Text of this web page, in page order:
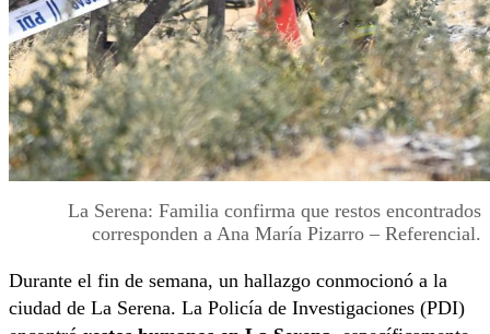
La Serena: Familia confirma que restos encontrados
corresponden a Ana María Pizarro – Referencial.
Durante el fin de semana, un hallazgo conmocionó a la
ciudad de La Serena. La Policía de Investigaciones (PDI)